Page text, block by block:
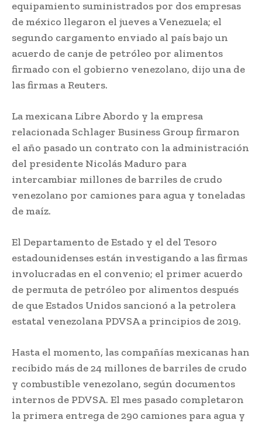
equipamiento suministrados por dos empresas
de méxico llegaron el jueves a Venezuela; el
segundo cargamento enviado al país bajo un
acuerdo de canje de petróleo por alimentos
firmado con el gobierno venezolano, dijo una de
las firmas a Reuters.
La mexicana Libre Abordo y la empresa
relacionada Schlager Business Group firmaron
el año pasado un contrato con la administración
del presidente Nicolás Maduro para
intercambiar millones de barriles de crudo
venezolano por camiones para agua y toneladas
de maíz.
El Departamento de Estado y el del Tesoro
estadounidenses están investigando a las firmas
involucradas en el convenio; el primer acuerdo
de permuta de petróleo por alimentos después
de que Estados Unidos sancionó a la petrolera
estatal venezolana PDVSA a principios de 2019.
Hasta el momento, las compañías mexicanas han
recibido más de 24 millones de barriles de crudo
y combustible venezolano, según documentos
internos de PDVSA. El mes pasado completaron
la primera entrega de 290 camiones para agua y